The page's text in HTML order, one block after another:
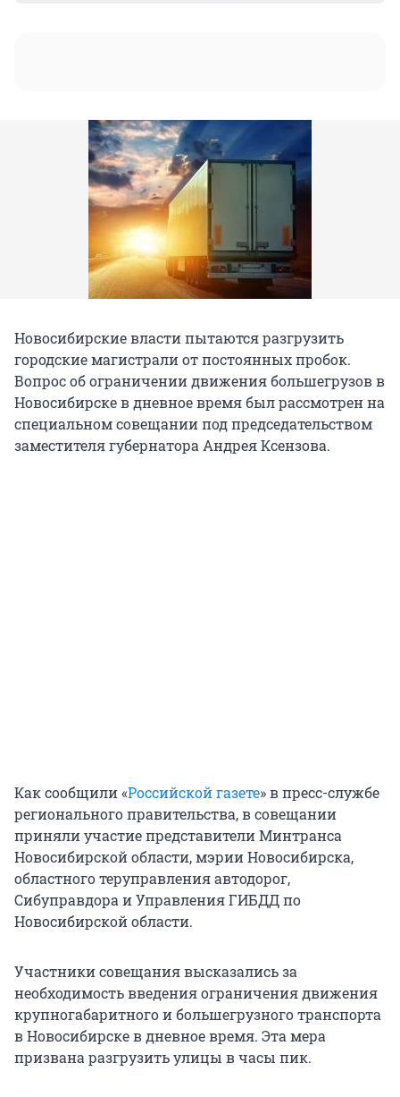
Новосибирские власти пытаются разгрузить
городские магистрали от постоянных пробок.
Вопрос об ограничении движения большегрузов в
Новосибирске в дневное время был рассмотрен на
специальном совещании под председательством
заместителя губернатора Андрея Ксензова.
Как сообщили «Российской газете» в пресс-службе
регионального правительства, в совещании
приняли участие представители Минтранса
Новосибирской области, мэрии Новосибирска,
областного теруправления автодорог,
Сибуправдора и Управления ГИБДД по
Новосибирской области.
Участники совещания высказались за
необходимость введения ограничения движения
крупногабаритного и большегрузного транспорта
в Новосибирске в дневное время. Эта мера
призвана разгрузить улицы в часы пик.